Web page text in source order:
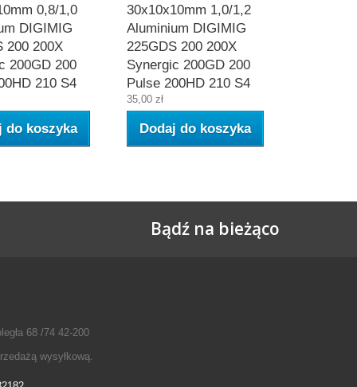
0,8/1,0
DIGIMIG
200 200X
200GD 200
210 S4
do koszyka
30x10x10mm 1,0/1,2
Aluminium DIGIMIG
225GDS 200 200X
Synergic 200GD 200
Pulse 200HD 210 S4
35,00 zł
Dodaj do koszyka
Bądź na bieżąco
68 /74 42-200
wysyłkową.